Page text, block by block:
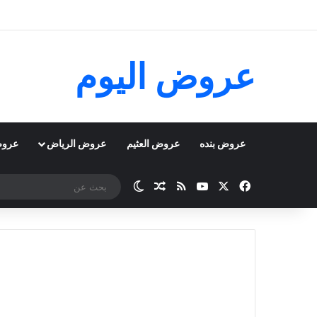
عروض اليوم
عروض بنده عروض العثيم عروض الرياض
فيسبوك ‫YouTubeملخص الموقع RSS
مقال عشوائي
الوضع المظلم